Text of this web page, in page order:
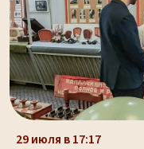
29 июля в 17:17